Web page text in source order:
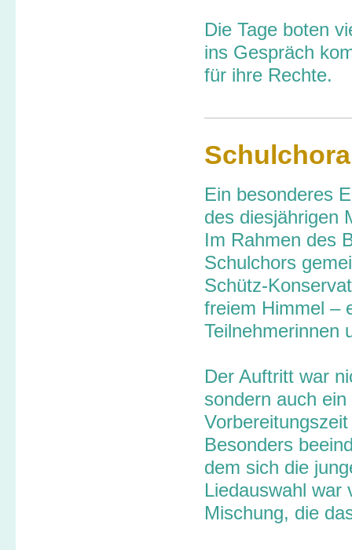
Die Tage boten
ins Gespräch
für ihre Rechte.
Ein besonderes
des diesjährigen
Im Rahmen des
Schulchors
Schütz-
freiem Himmel –
Teilnehmerinnen
Der Auftritt war
sondern auch
Besonders
dem sich die
Liedauswahl war
Mischung, die